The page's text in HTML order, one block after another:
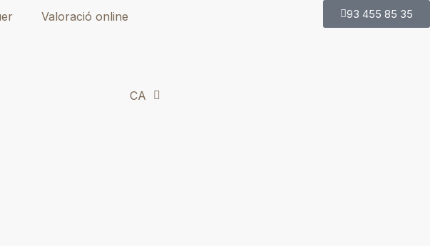
Valoració online
CA
93 455 85 35